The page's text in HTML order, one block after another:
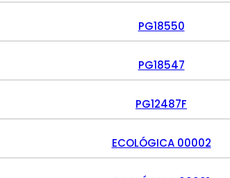
PG18550
PG18547
PG12487F
ECOLÓGICA 00002